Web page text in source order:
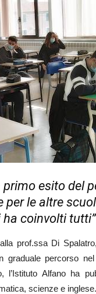
esito del
le altre
ha coinvolti tutti”
prof.ssa Di
percorso
Alfano ha
scienze e inglese.